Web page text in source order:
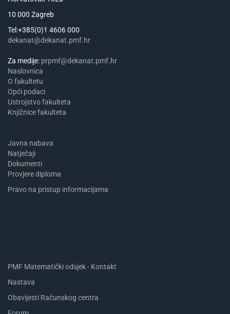
10 000 Zagreb
Tel:+385(0)1 4606 000
dekanat@dekanat.pmf.hr
Za medije: prpmf@dekanat.pmf.hr
Naslovnica
​​​O fakultetu
Opći podaci
Ustrojstvo fakulteta
Knjižnice fakulteta
Javna nabava
Natječaji
Dokumenti
Provjere diploma
Pravo na pristup informacijama
PMF Matematički odsjek - Kontakt
Nastava
Obavijesti Računskog centra